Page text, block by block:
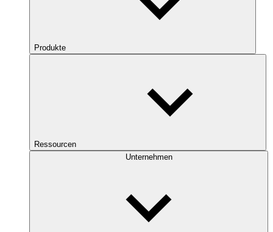
Produkte
Ressourcen
Unternehmen